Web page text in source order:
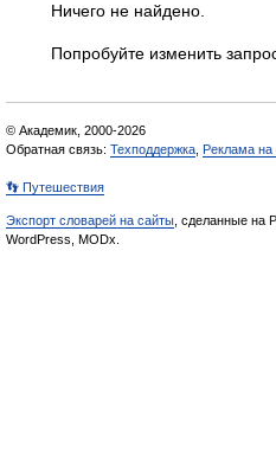
Ничего не найдено.
Попробуйте изменить
© Академик, 2000-2026
Обратная связь: Техподдержка Реклама на
👣 Путешествия
Экспорт словарей на сайты , сделанные на
WordPress, MODx.